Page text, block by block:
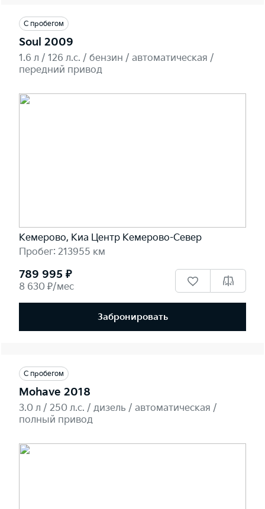
С пробегом
Soul 2009
1.6 л / 126 л.c. / бензин / автоматическая /
передний привод
Кемерово, Киа Центр Кемерово-Север
Пробег: 213955 км
789 995 ₽
8 630 ₽/мес
Забронировать
С пробегом
Mohave 2018
3.0 л / 250 л.c. / дизель / автоматическая /
полный привод